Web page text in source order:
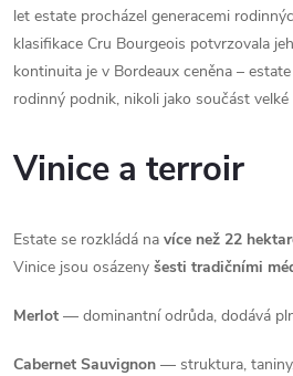
let estate procházel generacemi
klasifikace Cru Bourgeois potvrzovala
kontinuita je v Bordeaux ceněna –
rodinný podnik, nikoli jako součást velké
Vinice a terroir
Estate se rozkládá na více než 22
Vinice jsou osázeny šesti tradičními
Merlot — dominantní odrůda, dodává
Cabernet Sauvignon — struktura,